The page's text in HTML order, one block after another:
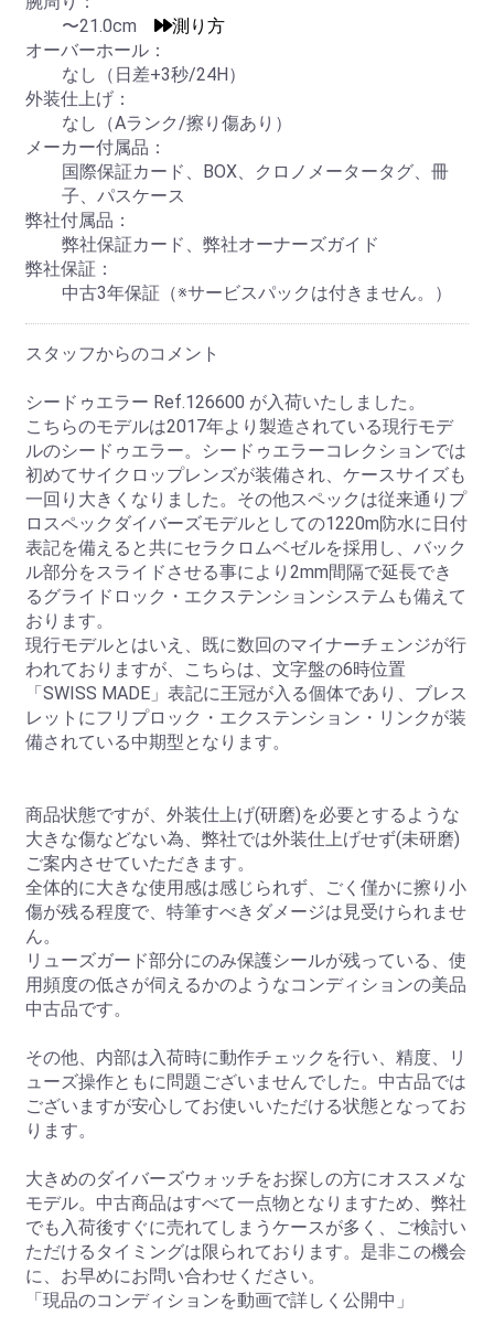
〜21.0cm
測り方
オーバーホール：
なし（日差+3秒/24H）
外装仕上げ：
なし（Aランク/擦り傷あり）
メーカー付属品：
国際保証カード、BOX、クロノメータータグ、冊
子、パスケース
弊社付属品：
弊社保証カード、弊社オーナーズガイド
弊社保証：
中古3年保証（※サービスパックは付きません。）
スタッフからのコメント
シードゥエラー Ref.126600 が入荷いたしました。
こちらのモデルは2017年より製造されている現行モデ
ルのシードゥエラー。シードゥエラーコレクションでは
初めてサイクロップレンズが装備され、ケースサイズも
一回り大きくなりました。その他スペックは従来通りプ
ロスペックダイバーズモデルとしての1220m防水に日付
表記を備えると共にセラクロムベゼルを採用し、バック
ル部分をスライドさせる事により2mm間隔で延長でき
るグライドロック・エクステンションシステムも備えて
おります。
現行モデルとはいえ、既に数回のマイナーチェンジが行
われておりますが、こちらは、文字盤の6時位置
「SWISS MADE」表記に王冠が入る個体であり、ブレス
レットにフリプロック・エクステンション・リンクが装
備されている中期型となります。
商品状態ですが、外装仕上げ(研磨)を必要とするような
大きな傷などない為、弊社では外装仕上げせず(未研磨)
ご案内させていただきます。
全体的に大きな使用感は感じられず、ごく僅かに擦り小
傷が残る程度で、特筆すべきダメージは見受けられませ
ん。
リューズガード部分にのみ保護シールが残っている、使
用頻度の低さが伺えるかのようなコンディションの美品
中古品です。
その他、内部は入荷時に動作チェックを行い、精度、リ
ューズ操作ともに問題ございませんでした。中古品では
ございますが安心してお使いいただける状態となってお
ります。
大きめのダイバーズウォッチをお探しの方にオススメな
モデル。中古商品はすべて一点物となりますため、弊社
でも入荷後すぐに売れてしまうケースが多く、ご検討い
ただけるタイミングは限られております。是非この機会
に、お早めにお問い合わせください。
「現品のコンディションを動画で詳しく公開中」